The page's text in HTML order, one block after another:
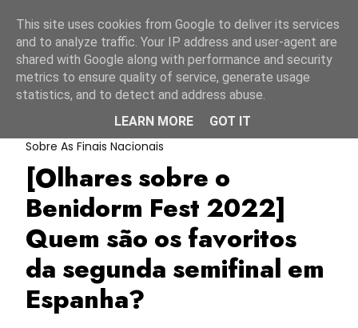
Benidorm Fest 2022 Espanha
Sobre As Finais Nacionais
[Olhares sobre o
Benidorm Fest 2022]
Quem são os favoritos
da segunda semifinal em
Espanha?
This site uses cookies from Google to deliver its services
and to analyze traffic. Your IP address and user-agent are
shared with Google along with performance and security
metrics to ensure quality of service, generate usage
statistics, and to detect and address abuse.
LEARN MORE
GOT IT